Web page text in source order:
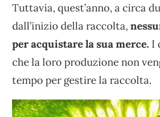
Tuttavia, quest’anno, a circa
dall’inizio della raccolta,
per acquistare la sua merce. I
che la loro produzione non
tempo per gestire la raccolta.